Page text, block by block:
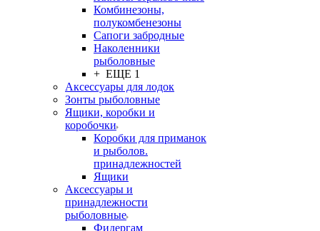
Комбинезоны,
полукомбенезоны
Сапоги забродные
Наколенники
рыболовные
+ ЕЩЕ 1
Аксессуары для лодок
Зонты рыболовные
Ящики, коробки и
коробочки
Коробки для приманок
и рыболов.
принадлежностей
Ящики
Аксессуары и
принадлежности
рыболовные
Фидергам